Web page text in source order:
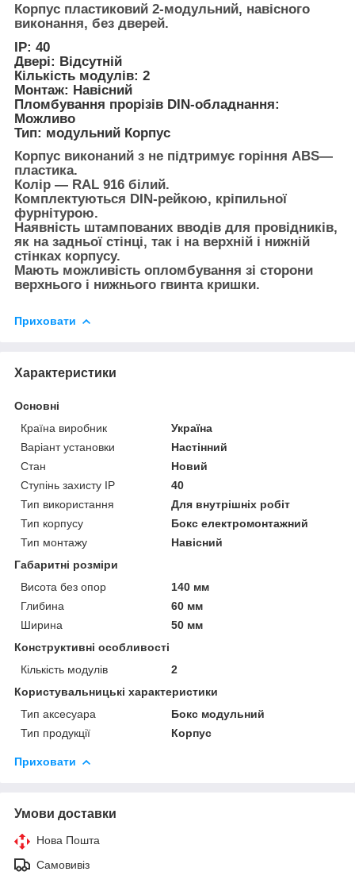
Корпус пластиковий 2-модульний, навісного
виконання, без дверей.
IP: 40
Двері: Відсутній
Кількість модулів: 2
Монтаж: Навісний
Пломбування прорізів DIN-обладнання:
Можливо
Тип: модульний Корпус
Корпус виконаний з не підтримує горіння АВЅ—
пластика.
Колір — RAL 916 білий.
Комплектуються DIN-рейкою, кріпильної
фурнітурою.
Наявність штампованих вводів для провідників,
як на задньої стінці, так і на верхній і нижній
стінках корпусу.
Мають можливість опломбування зі сторони
верхнього і нижнього гвинта кришки.
Приховати
Характеристики
Основні
Країна виробник
Україна
Варіант установки
Настінний
Стан
Новий
Ступінь захисту IP
40
Тип використання
Для внутрішніх робіт
Тип корпусу
Бокс електромонтажний
Тип монтажу
Навісний
Габаритні розміри
Висота без опор
140 мм
Глибина
60 мм
Ширина
50 мм
Конструктивні особливості
Кількість модулів
2
Користувальницькі характеристики
Тип аксесуара
Бокс модульний
Тип продукції
Корпус
Приховати
Умови доставки
Нова Пошта
Самовивіз